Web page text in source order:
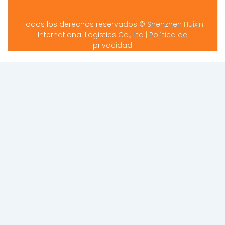
Todos los derechos reservados © Shenzhen Huixin
International Logistics Co., Ltd | Política de
privacidad